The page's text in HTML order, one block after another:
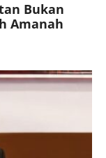
Bukan
Amanah